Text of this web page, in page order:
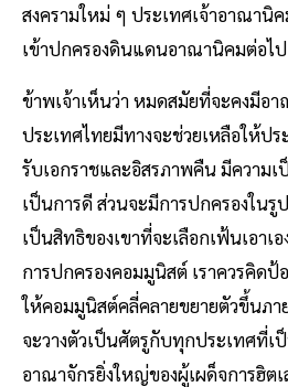
สงครามใหม่ ๆ ประเทศเจ้าอาณานิ
เข้าปกครองดินแดนอาณานิคมต่อไ
ข้าพเจ้าเห็นว่า หมดสมัยที่จะคงมีอ
ประเทศไทยมีทางจะช่วยเหลือให้ป
รับเอกราชและอิสรภาพคืน มีความเ
เป็นการดี ส่วนจะมีการปกครองใน
เป็นสิทธิของเขาที่จะเลือกเฟ้นเอาเ
การปกครองคอมมูนิสต์ เราควรคิดป้
ให้คอมมูนิสต์คลี่คลายขยายตัวขึ้นภา
จะวางตัวเป็นศัตรูกับทุกประเทศที่
อาณาจักรยิ่งใหญ่ของผู้เผด็จการฮิต